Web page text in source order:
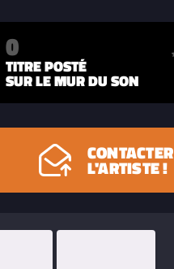
0
TITRE POSTÉ
SUR LE MUR DU SON
CONTACTER
L'ARTISTE !